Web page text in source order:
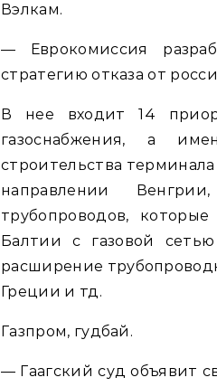
Вэлкам.
— Еврокомиссия
стратегию отказа от
В нее входит 14
газоснабжения, а
строительства
направлении
трубопроводов,
Балтии с газовой
расширение
Греции и тд.
Газпром, гудбай.
— Гаагский суд объявит